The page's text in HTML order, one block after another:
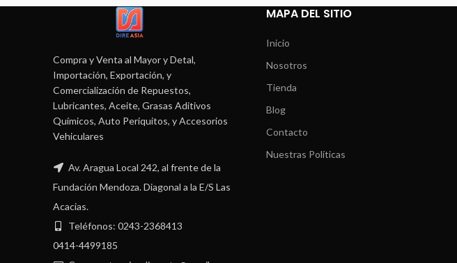
Compra y Venta al Mayor y Detal,
Importación, Exportación, y
Comercialización de Repuestos,
Lubricantes, Aceite, Grasas Aditivos
Químicos, Auto Periquitos, y Accesorios
Vehiculares
Av. Aragua Local 242, al frente de la
Fundación Mendoza. Diagonal a la E/S Las
Acacias.
Teléfonos: 0243-2368413
0414-4499185
MAPA DEL SITIO
Inicio
Nosotros
Tienda
Blog
Contacto
Nuestras Políticas